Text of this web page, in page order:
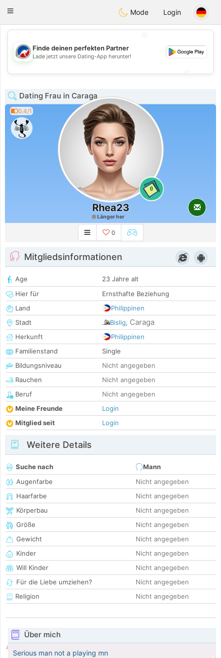
Australia Chat
Toggle
Mode Login
💖
💕
Finde deinen perfekten Partner
Lade jetzt unsere Dating-App herunter!
Dating Frau in Caraga
0.4/1
0
Rhea23
Länger her
0
Mitgliedsinformationen
Age
23 Jahre alt
Hier für
Ernsthafte Beziehung
Land
Philippinen
Stadt
Bislig, Caraga
Herkunft
Philippinen
Familienstand
Single
Bildungsniveau
Nicht angegeben
Rauchen
Nicht angegeben
Beruf
Nicht angegeben
Meine Freunde
Login
Mitglied seit
Login
Weitere Details
Suche nach
Mann
Augenfarbe
Nicht angegeben
Haarfarbe
Nicht angegeben
Körperbau
Nicht angegeben
Größe
Nicht angegeben
Gewicht
Nicht angegeben
Kinder
Nicht angegeben
Will Kinder
Nicht angegeben
Für die Liebe umziehen?
Nicht angegeben
Religion
Nicht angegeben
Über mich
Serious man not a playing mn